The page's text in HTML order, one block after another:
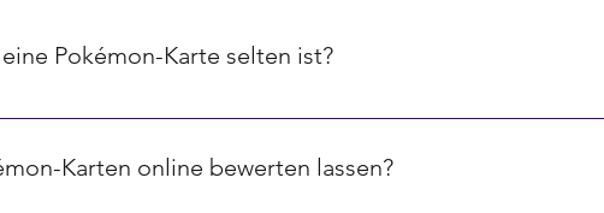
Pokémon-Karte selten ist?
wird oft durch ein Symbol in der unteren rechten Ecke
Karten online bewerten lassen?